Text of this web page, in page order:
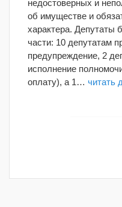
недостоверных и
об имуществе и
характера. Депутаты
части: 10 депутатам
предупреждение, 2
исполнение
оплату), а 1… читать